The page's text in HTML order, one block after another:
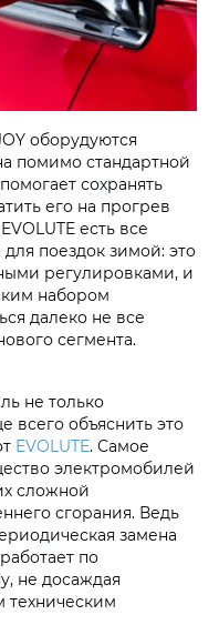
оборудуются
помимо стандартной
сохранять
его на прогрев
есть все
поездок зимой: это
регулировками, и
набором
далеко не все
сегмента.
не только
всего объяснить это
EVOLUTE. Самое
электромобилей
сложной
сгорания. Ведь
замена
по
не досаждая